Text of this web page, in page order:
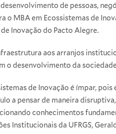
de pessoas,
o MBA em Ecossistemas de
Inovação do Pacto Alegre.
aos arranjos
o desenvolvimento da
de Inovação é ímpar,
a pensar de maneira
conhecimentos
Institucionais da UFRGS,